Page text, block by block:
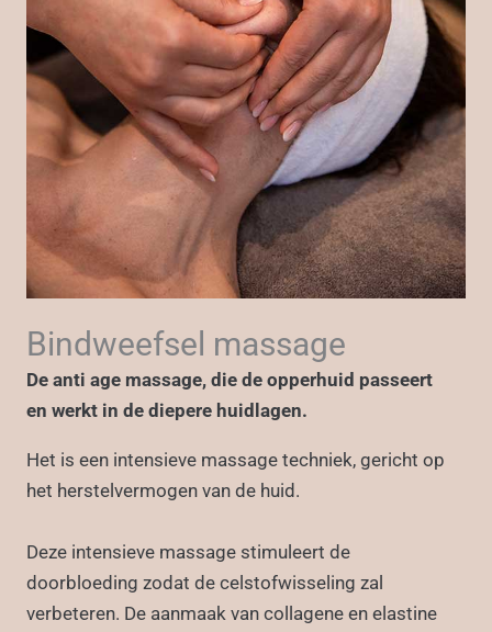
Bindweefsel massage
De anti age massage, die de opperhuid passeert
en werkt in de diepere huidlagen.
Het is een intensieve massage techniek, gericht op
het herstelvermogen van de huid.
Deze intensieve massage stimuleert de
doorbloeding zodat de celstofwisseling zal
verbeteren. De aanmaak van collagene en elastine